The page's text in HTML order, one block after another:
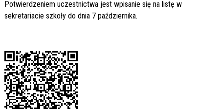
Potwierdzeniem uczestnictwa jest wpisanie się na listę w
sekretariacie szkoły do dnia 7 października.